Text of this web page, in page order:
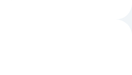
す。建物内には、アパレル
トランなどがあり、ラグジュ